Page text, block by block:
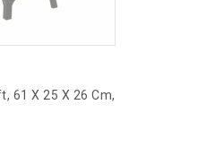
61 X 25 X 26 Cm,